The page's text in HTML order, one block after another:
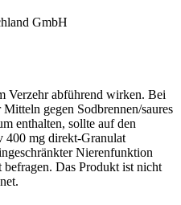
GmbH
Verzehr abführend wirken. Bei
gegen Sodbrennen/saures
enthalten, sollte auf den
400 mg direkt-Granulat
Nierenfunktion
Das Produkt ist nicht